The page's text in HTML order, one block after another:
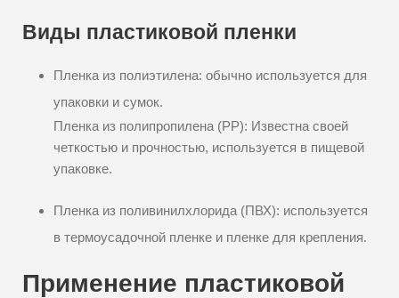
Виды пластиковой пленки
Пленка из полиэтилена: обычно используется для
упаковки и сумок.
Пленка из полипропилена (PP): Известна своей
четкостью и прочностью, используется в пищевой
упаковке.
Пленка из поливинилхлорида (ПВХ): используется
в термоусадочной пленке и пленке для крепления.
Применение пластиковой